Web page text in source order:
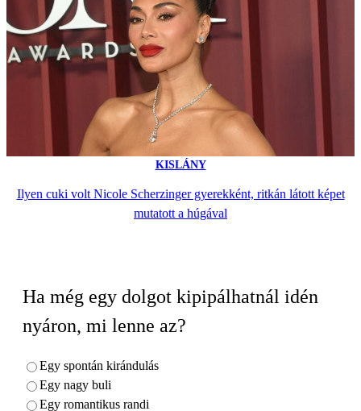
KISLÁNY
Ilyen cuki volt Nicole Scherzinger gyerekként, ritkán látott képet
mutatott a húgával
Ha még egy dolgot kipipálhatnál idén
nyáron, mi lenne az?
Egy spontán kirándulás
Egy nagy buli
Egy romantikus randi